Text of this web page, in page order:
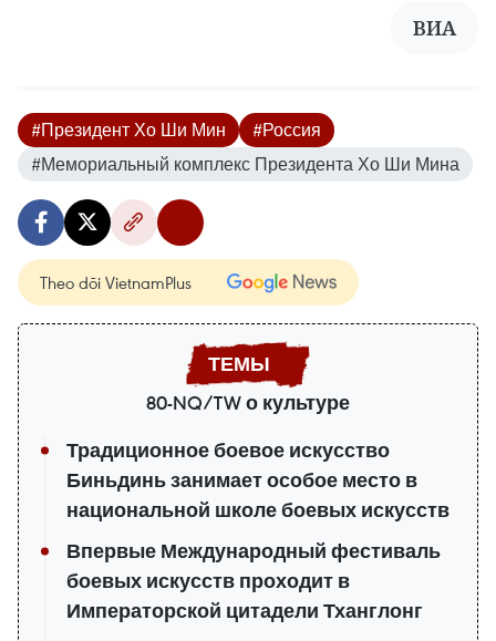
ВИА
#Президент Хо Ши Мин
#Россия
#Мемориальный комплекс Президента Хо Ши Мина
Theo dõi VietnamPlus
80-NQ/TW о культуре
Традиционное боевое искусство
Биньдинь занимает особое место в
национальной школе боевых искусств
Впервые Международный фестиваль
боевых искусств проходит в
Императорской цитадели Тханглонг